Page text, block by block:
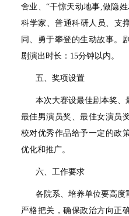
舍业、“干惊天动地事,做隐
科学家、普通科研人员、支
同、勇于攀登的生动故事。
剧演出时长： 15分钟以内。
五、奖项设置
本次大赛设最佳剧本奖、
最佳男演员奖、最佳女演员
校对优秀作品给予一定的政
优化和推广。
六、工作要求
各院系、培养单位要高度
严格把关，确保政治方向正